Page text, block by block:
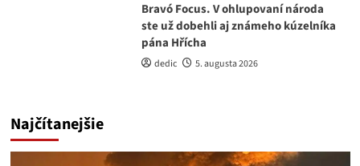
Bravó Focus. V ohlupovaní národa
ste už dobehli aj známeho kúzelníka
pána Hřícha
dedic 5. augusta 2026
Najčítanejšie